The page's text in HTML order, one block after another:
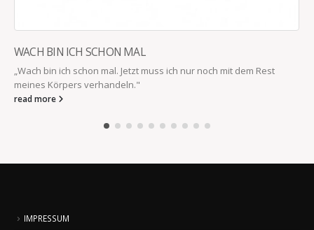
WACH BIN ICH SCHON MAL
„Wach bin ich schon mal. Jetzt muss ich nur noch mit dem Rest
meines Körpers verhandeln."
read more
IMPRESSUM